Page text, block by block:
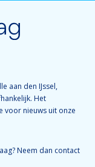
aan den IJssel,
Het
voor nieuws uit onze
Neem dan contact